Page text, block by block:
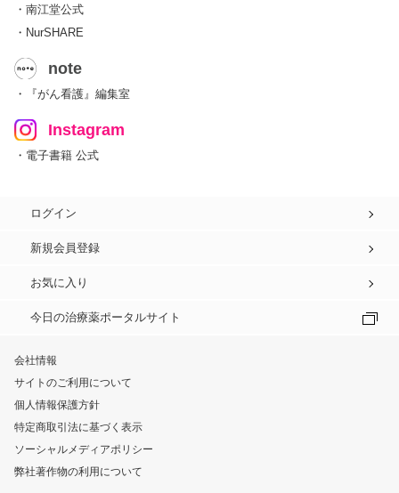
・南江堂公式
・NurSHARE
note
・『がん看護』編集室
Instagram
・電子書籍 公式
ログイン
新規会員登録
お気に入り
今日の治療薬ポータルサイト
会社情報
サイトのご利用について
個人情報保護方針
特定商取引法に基づく表示
ソーシャルメディアポリシー
弊社著作物の利用について